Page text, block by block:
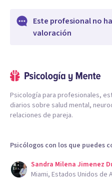
Este profesional no
valoración
Psicología para profesionales,
diarios sobre salud mental,
relaciones de pareja.
Psicólogos con los que puedes
Sandra Milena Jimenez
Miami, Estados Unidos de